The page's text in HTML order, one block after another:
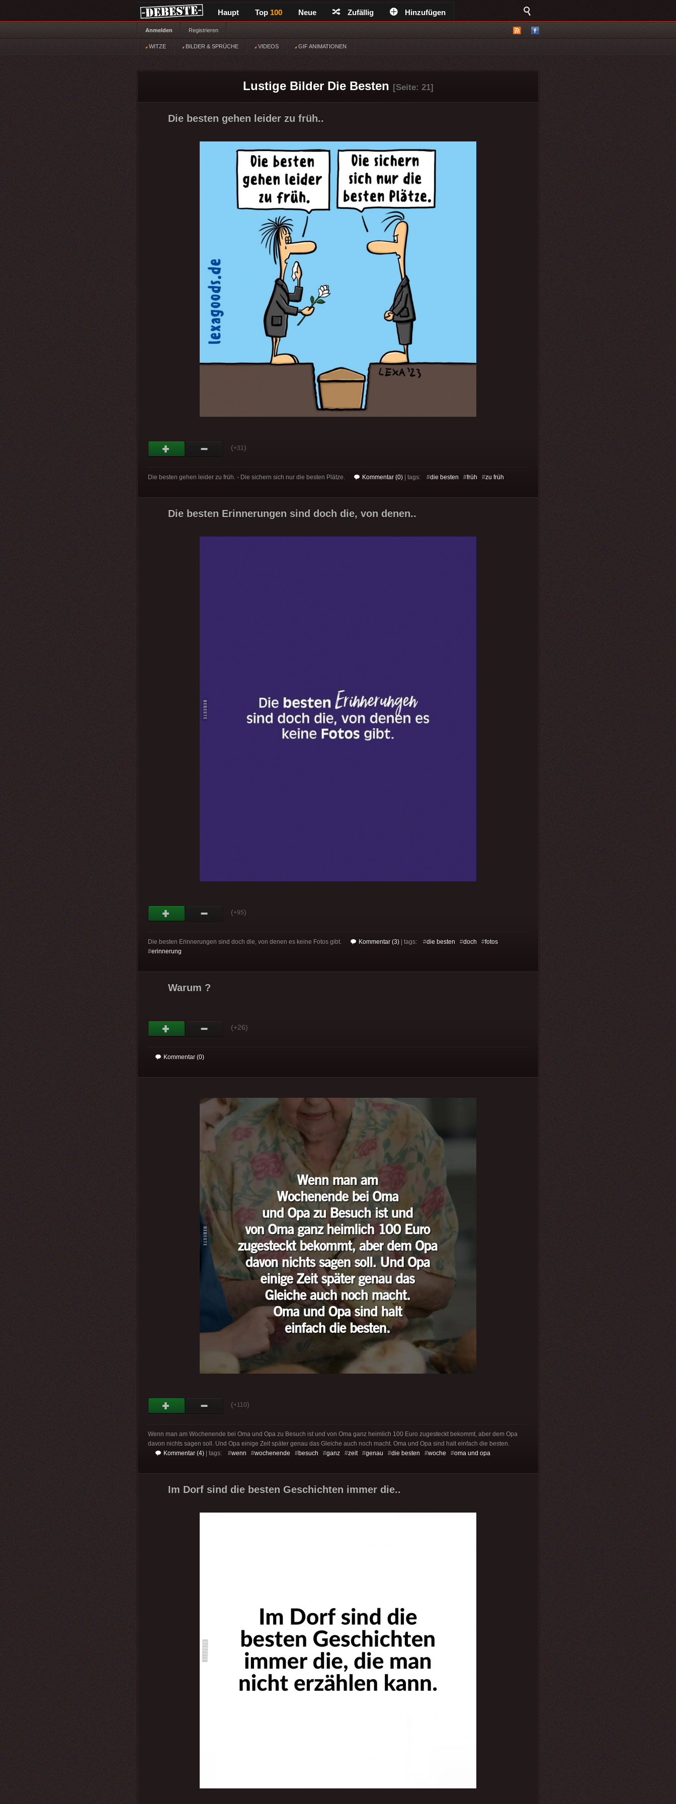
Haupt Top 100 Neue Zufällig Hinzufügen
Anmelden Registrieren
WITZE BILDER & SPRÜCHE VIDEOS GIF ANIMATIONEN
Lustige Bilder Die Besten [Seite: 21]
Die besten gehen leider zu früh..
(+31 )
Die besten gehen leider zu früh. - Die sichern sich nur die besten Plätze. Kommentar (0) | tags: #die besten #früh #zu früh
Die besten Erinnerungen sind doch die, von denen..
(+95)
Die besten Erinnerungen sind doch die, von denen es keine Fotos gibt. Kommentar (3) | tags: #die besten #doch #fotos
#erinnerung
Warum ?
(+26)
Kommentar (0)
(+110)
Wenn man am Wochenende bei Oma und Opa zu Besuch ist und von Oma ganz heimlich 100 Euro zugesteckt bekommt, aber dem Opa
davon nichts sagen soll. Und Opa einige Zeit später genau das Gleiche auch noch macht. Oma und Opa sind halt einfach die besten.
Kommentar (4) | tags: #wenn #wochenende #besuch #ganz #zeit#genau #die besten #woche #oma und opa
Im Dorf sind die besten Geschichten immer die..